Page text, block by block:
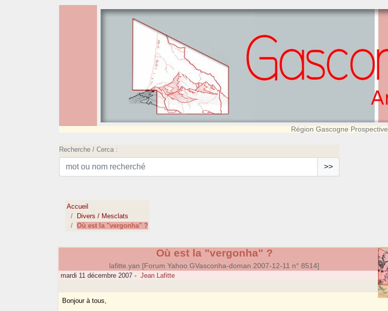
Région Gascogne Prospective
Recherche / Cerca :
>>
Accueil
Divers / Mesclats
Où est la "vergonha" ?
Où est la "vergonha" ?
lafitte.yan [Forum Yahoo GVasconha-doman 2007-12-11 n° 8514]
mardi 11 décembre 2007 - Jean Lafitte
Bonjour à tous,